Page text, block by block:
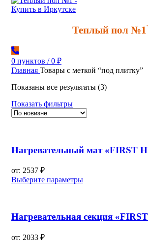
Теплый пол №1 *
0 пунктов / 0 ₽
Главная Товары с меткой “под плитку”
Показаны все результаты (3)Сортировка:
Показать фильтры
Нагревательный мат «FIRST
от: 2537 ₽
Выберите параметры
Нагревательная секция
от: 2033 ₽